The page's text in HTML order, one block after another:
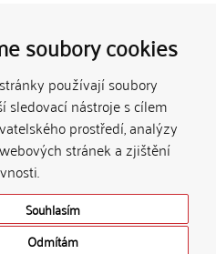
soubory cookies
používají soubory
sledovací nástroje s cílem
prostředí, analýzy
stránek a zjištění
Souhlasím
Odmítám
k
not